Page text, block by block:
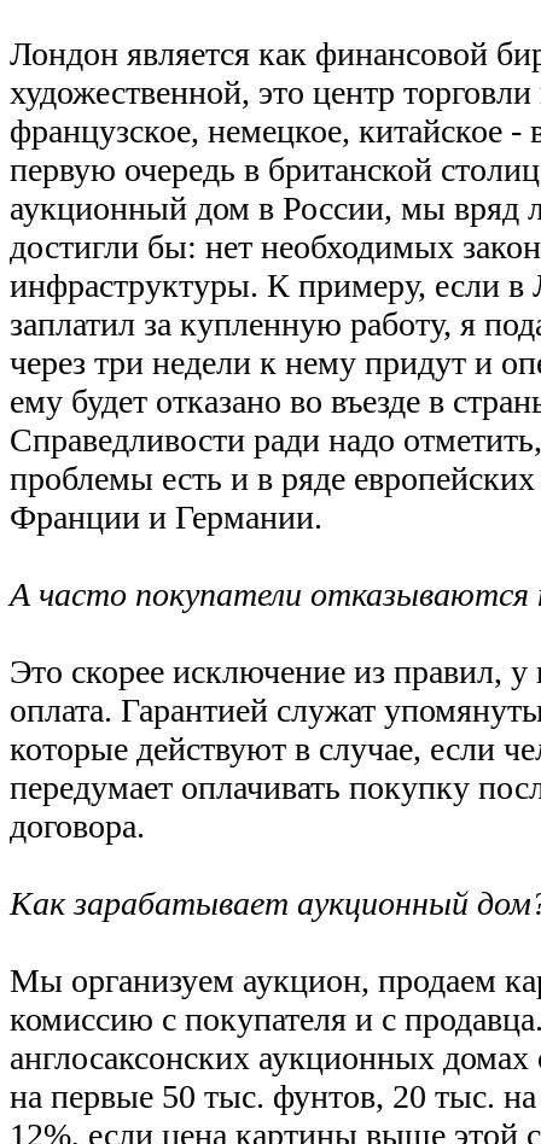
Лондон является как финансовой
художественной, это центр
французское, немецкое, китайское -
первую очередь в британской
аукционный дом в России, мы вряд
достигли бы: нет необходимых
инфраструктуры. К примеру, если в
заплатил за купленную работу, я
через три недели к нему придут и
ему будет отказано во въезде в
Справедливости ради надо
проблемы есть и в ряде
Франции и Германии.
А часто покупатели
Это скорее исключение из правил, у
оплата. Гарантией служат
которые действуют в случае, если
передумает оплачивать покупку
договора.
Как зарабатывает аукционный
Мы организуем аукцион, продаем
комиссию с покупателя и с
англосаксонских аукционных
на первые 50 тыс. фунтов, 20 тыс.
12%, если цена картины выше